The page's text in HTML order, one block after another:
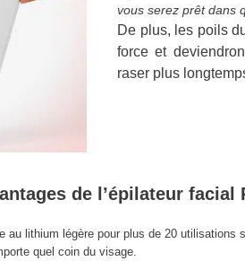
vous serez prêt dans
De plus, les poils
force et
raser plus
de l’épilateur facial
au lithium légère pour plus de 20 utilisations
quel coin du visage.